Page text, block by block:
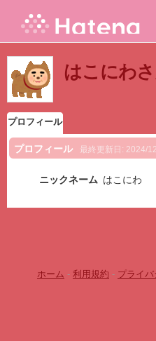
はこにわ
プロフィール
プロフィール 最終更新日: 2024/
ニックネーム はこにわ
ホーム - 利用規約 - プライ